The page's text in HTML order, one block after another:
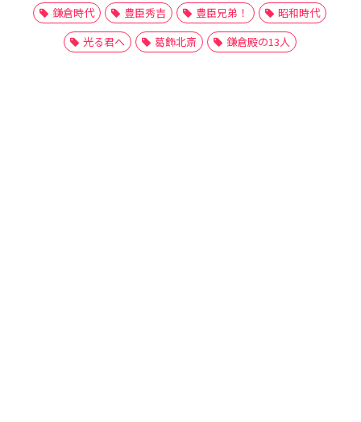
鎌倉時代
豊臣秀吉 豊臣兄弟！
昭和時代
光る君へ
葛飾北斎 鎌倉殿の13人